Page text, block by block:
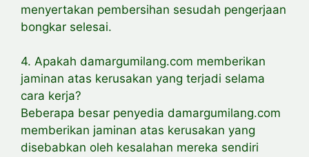
menyertakan pembersihan sesudah pengerjaan
bongkar selesai.
4. Apakah damargumilang.com memberikan
jaminan atas kerusakan yang terjadi selama
cara kerja?
Beberapa besar penyedia damargumilang.com
memberikan jaminan atas kerusakan yang
disebabkan oleh kesalahan mereka sendiri